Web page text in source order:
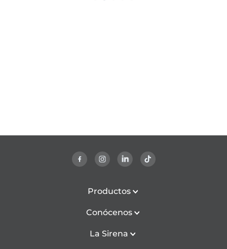
Productos
Conócenos
La Sirena